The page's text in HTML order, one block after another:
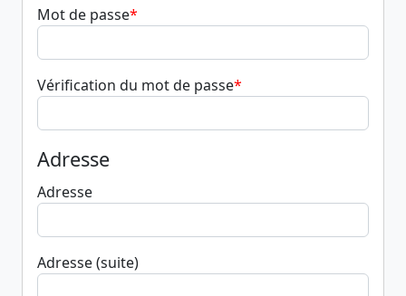
Mot de passe
Vérification du mot de passe
Adresse
Adresse
Adresse (suite)